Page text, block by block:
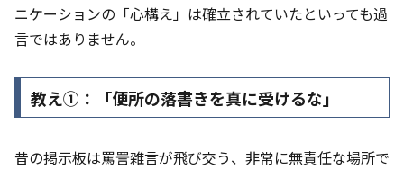
ニケーションの「心構え」は確立されていたといっても過
言ではありません。
教え①：「便所の落書きを真に受けるな」
昔の掲示板は罵詈雑言が飛び交う、非常に無責任な場所で